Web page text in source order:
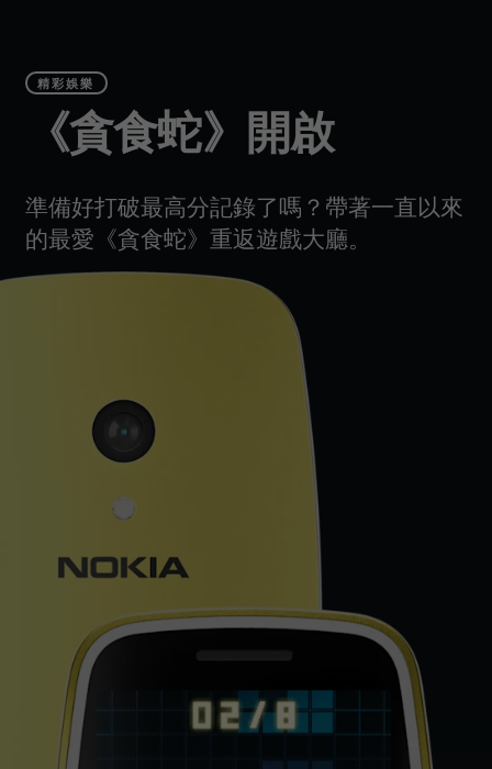
精彩娛樂
《貪食蛇》開啟
準備好打破最高分記錄了嗎？帶著一直以來
的最愛《貪食蛇》重返遊戲大廳。